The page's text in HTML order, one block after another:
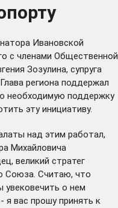
Ивановской
с членами Общественной
Зозулина, супруга
региона поддержал
необходимую поддержку
эту инициативу.
над этим работал,
Михайловича
великий стратег
Союза. Считаю, что
увековечить о нем
вас прошу принять к